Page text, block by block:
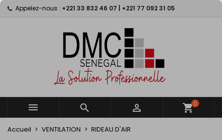
Appelez-nous : +221 33 832 46 07 | +221 77 092 31 05
   shopping_cart0
Accueil VENTILATION RIDEAU D'AIR
My wishlists ×
Create new list
((modalTitle)) ×
((confirmMessage))
((cancelText)) ((modalDeleteText))
Créer une liste d'envies ×
Nom de la liste d'envies
Annuler Créer une liste d'envies
Connexion ×
Vous devez être connecté pour ajouter des produits
à votre liste d'envies.
Annuler Connexion